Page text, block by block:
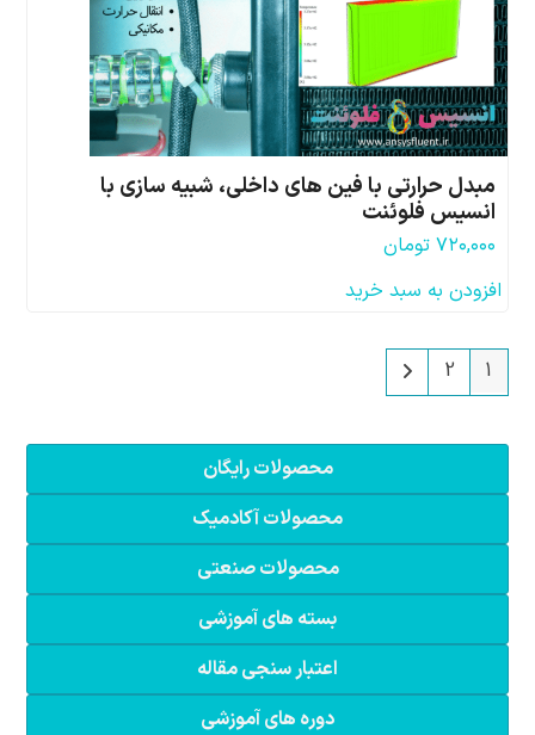
مبدل حرارتی با فین های داخلی، شبیه سازی با
انسیس فلوئنت
۷۲۰,۰۰۰ تومان
افزودن به سبد خرید
1
2
محصولات رایگان
محصولات آکادمیک
محصولات صنعتی
بسته های آموزشی
اعتبار سنجی مقاله
دوره های آموزشی